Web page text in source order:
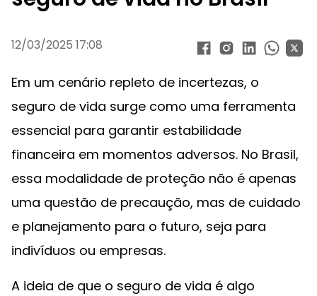
12/03/2025 17:08
Em um cenário repleto de incertezas, o
seguro de vida surge como uma ferramenta
essencial para garantir estabilidade
financeira em momentos adversos. No Brasil,
essa modalidade de proteção não é apenas
uma questão de precaução, mas de cuidado
e planejamento para o futuro, seja para
indivíduos ou empresas.
A ideia de que o seguro de vida é algo